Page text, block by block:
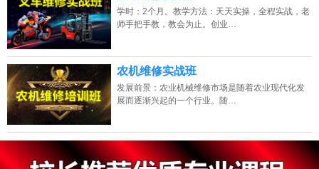
学时：2个月。教学方法：天天实操，全程实战，老
师手把手教，教会为止。创业…
农机维修实战班
发展前景：农业机械维修市场是随着农业现代化发
展而逐渐兴起的一个行业。随…